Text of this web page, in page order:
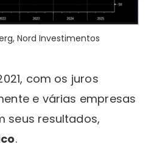
Nord Investimentos
com os juros
e várias empresas
seus resultados,
.